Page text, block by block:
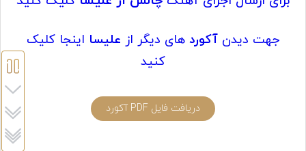
جهت دیدن آکورد های دیگر از علیسا اینجا کلیک
کنید
دریافت فایل PDF آکورد